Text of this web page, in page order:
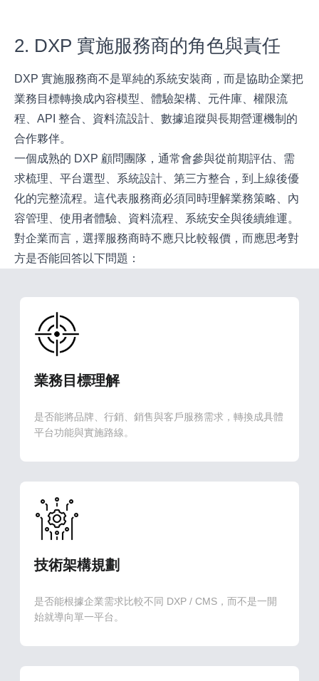
2. DXP 實施服務商的角色與責任
DXP 實施服務商不是單純的系統安裝商，而是協助企業把
業務目標轉換成內容模型、體驗架構、元件庫、權限流
程、API 整合、資料流設計、數據追蹤與長期營運機制的
合作夥伴。
一個成熟的 DXP 顧問團隊，通常會參與從前期評估、需
求梳理、平台選型、系統設計、第三方整合，到上線後優
化的完整流程。這代表服務商必須同時理解業務策略、內
容管理、使用者體驗、資料流程、系統安全與後續維運。
對企業而言，選擇服務商時不應只比較報價，而應思考對
方是否能回答以下問題：
業務目標理解
是否能將品牌、行銷、銷售與客戶服務需求，轉換成具體
平台功能與實施路線。
技術架構規劃
是否能根據企業需求比較不同 DXP / CMS，而不是一開
始就導向單一平台。